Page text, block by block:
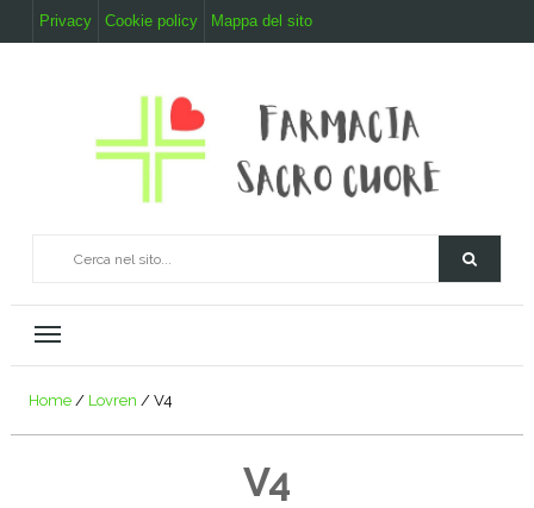
Privacy Cookie policy Mappa del sito
Home / Lovren / V4
V4